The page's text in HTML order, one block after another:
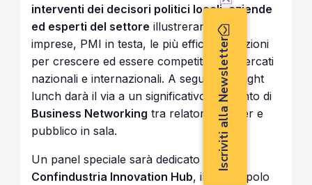
interventi dei decisori politici locali, aziende
ed esperti del settore illustreranno alle
imprese, PMI in testa, le più efficaci soluzioni
per crescere ed essere competitivi sui mercati
nazionali e internazionali. A seguire, un light
lunch darà il via a un significativo momento di
Business Networking tra relatori, partner e
pubblico in sala.
Un panel speciale sarà dedicato a
Confindustria Innovation Hub, il nuovo polo
Iscriviti alla Newsletter